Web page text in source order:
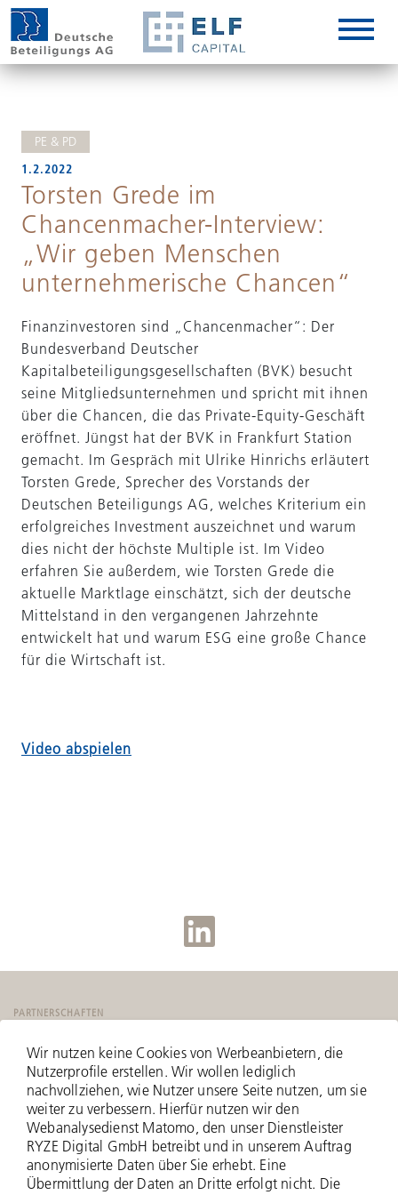
PE & PD
1.2.2022
Torsten Grede im
Chancenmacher-Interview:
„Wir geben Menschen
unternehmerische Chancen“
Finanzinvestoren sind „Chancenmacher“: Der
Bundesverband Deutscher
Kapitalbeteiligungsgesellschaften (BVK) besucht
seine Mitgliedsunternehmen und spricht mit ihnen
über die Chancen, die das Private-Equity-Geschäft
eröffnet. Jüngst hat der BVK in Frankfurt Station
gemacht. Im Gespräch mit Ulrike Hinrichs erläutert
Torsten Grede, Sprecher des Vorstands der
Deutschen Beteiligungs AG, welches Kriterium ein
erfolgreiches Investment auszeichnet und warum
dies nicht der höchste Multiple ist. Im Video
erfahren Sie außerdem, wie Torsten Grede die
aktuelle Marktlage einschätzt, sich der deutsche
Mittelstand in den vergangenen Jahrzehnte
entwickelt hat und warum ESG eine große Chance
für die Wirtschaft ist.
Video abspielen
PARTNERSCHAFTEN
Wir nutzen keine Cookies von Werbeanbietern, die
Nutzerprofile erstellen. Wir wollen lediglich
nachvollziehen, wie Nutzer unsere Seite nutzen, um sie
weiter zu verbessern. Hierfür nutzen wir den
Webanalysedienst Matomo, den unser Dienstleister
RYZE Digital GmbH betreibt und in unserem Auftrag
anonymisierte Daten über Sie erhebt. Eine
Übermittlung der Daten an Dritte erfolgt nicht. Die